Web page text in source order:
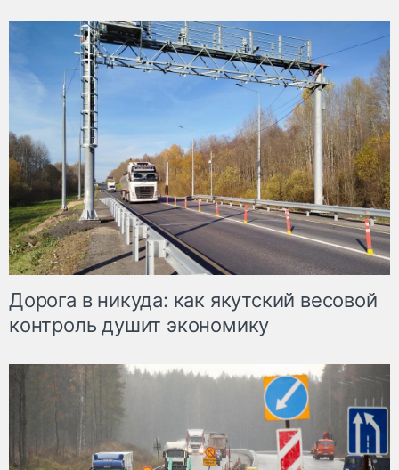
Дорога в никуда: как якутский весовой
контроль душит экономику